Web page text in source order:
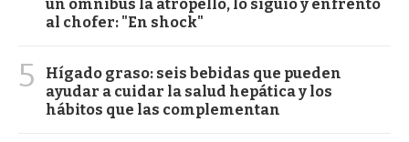
un ómnibus la atropelló, lo siguió y enfrentó
al chofer: "En shock"
5
Hígado graso: seis bebidas que pueden
ayudar a cuidar la salud hepática y los
hábitos que las complementan